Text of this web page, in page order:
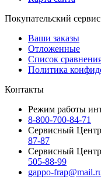
Покупательский сервис
Ваши заказы
Отложенные
Список
Политика
Контакты
Режим работы
8-800-700-84-71
Сервисный
87-87
Сервисный Центр
505-88-99
gappo-